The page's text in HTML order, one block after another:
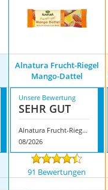
Alnatura Frucht-Riegel
Mango-Dattel
Unsere Bewertung
SEHR GUT
Alnatura Frucht-Riegel Mango-Dattel
08/2026
91 Bewertungen